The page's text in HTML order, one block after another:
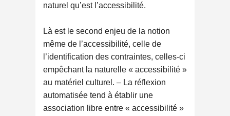
naturel qu’est l’accessibilité.
Là est le second enjeu de la notion
même de l’accessibilité, celle de
l’identification des contraintes, celles-ci
empêchant la naturelle « accessibilité »
au matériel culturel. – La réflexion
automatisée tend à établir une
association libre entre « accessibilité »